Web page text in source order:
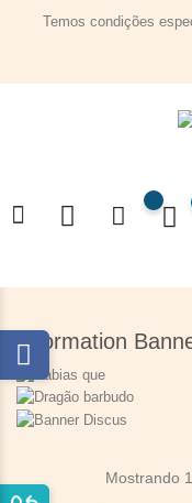
Temos condições
Information
Mostrando